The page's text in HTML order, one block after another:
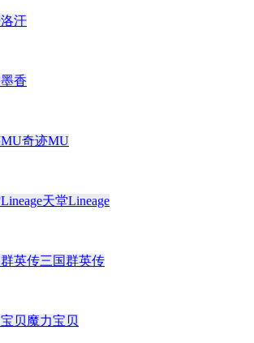
洛汗
墨香
奇迹MU
天堂Lineage
三国群英传
魔力宝贝